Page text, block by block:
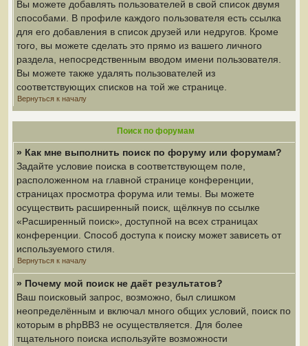
Вы можете добавлять пользователей в свой список двумя
способами. В профиле каждого пользователя есть ссылка
для его добавления в список друзей или недругов. Кроме
того, вы можете сделать это прямо из вашего личного
раздела, непосредственным вводом имени пользователя.
Вы можете также удалять пользователей из
соответствующих списков на той же странице.
Вернуться к началу
Поиск по форумам
» Как мне выполнить поиск по форуму или форумам?
Задайте условие поиска в соответствующем поле,
расположенном на главной странице конференции,
страницах просмотра форума или темы. Вы можете
осуществить расширенный поиск, щёлкнув по ссылке
«Расширенный поиск», доступной на всех страницах
конференции. Способ доступа к поиску может зависеть от
используемого стиля.
Вернуться к началу
» Почему мой поиск не даёт результатов?
Ваш поисковый запрос, возможно, был слишком
неопределённым и включал много общих условий, поиск по
которым в phpBB3 не осуществляется. Для более
тщательного поиска используйте возможности